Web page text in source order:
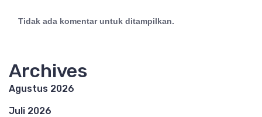
Tidak ada komentar untuk ditampilkan.
Archives
Agustus 2026
Juli 2026